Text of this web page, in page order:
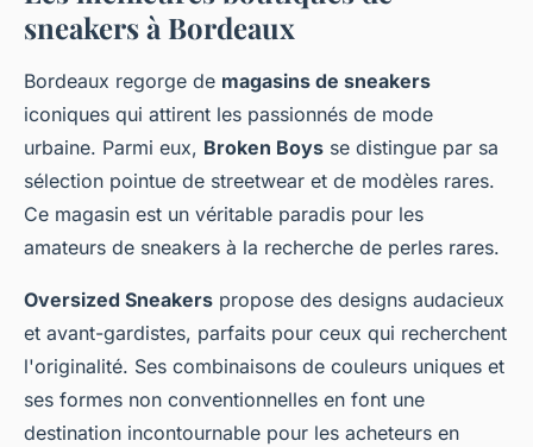
sneakers à Bordeaux
Bordeaux regorge de magasins de sneakers
iconiques qui attirent les passionnés de mode
urbaine. Parmi eux, Broken Boys se distingue par sa
sélection pointue de streetwear et de modèles rares.
Ce magasin est un véritable paradis pour les
amateurs de sneakers à la recherche de perles rares.
Oversized Sneakers propose des designs audacieux
et avant-gardistes, parfaits pour ceux qui recherchent
l'originalité. Ses combinaisons de couleurs uniques et
ses formes non conventionnelles en font une
destination incontournable pour les acheteurs en